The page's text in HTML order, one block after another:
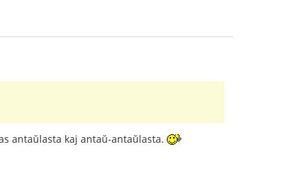
antaŭlasta kaj antaŭ-antaŭlasta.